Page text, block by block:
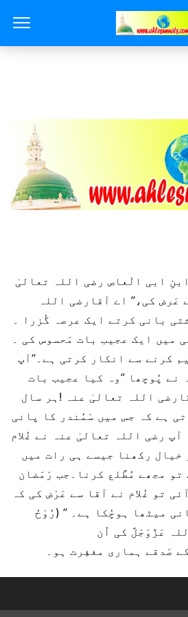
ابی الْعاص رضی اللہ تعالیٰ
عَرض کی،” اے آقارضی اللہ
بانی کرتے ایک عرصہ گُزرا ۔
میں ایک عجیب بات مَحسوس کی ۔
کرنے سے انکار کرتی ہے۔”آپ
نے پُوچھا ”وہ کیا عجیب بات
اللہ تعالیٰ عنہ !ہر سال
ہے کہ جس میں سَمُندر کا پانی
آپ رضی اللہ تعالیٰ عنہ نے غُلام
خیال رکھنا جیسے ہی رات میں
تو مجھے مُطَّلع کرنا۔جب رَمَضان
تو غُلام نے آقا سے عَرْض کی کہ
میٹھا ہوچُکا ہے۔ ” (رُوْحُ
صَدقے ہماری مغفِرت ہو۔